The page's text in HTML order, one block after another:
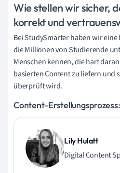
Wie stellen wir sicher,
korrekt und
Bei StudySmarter haben wir
die Millionen von Studierende
Menschen kennen, die hart
basierten Content zu liefern und
überprüft wird.
Content-Erstellungsprozess:
Lily Hulatt
Digital Content